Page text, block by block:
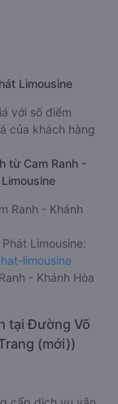
Limousine
với số điểm
của khách hàng
từ Cam Ranh -
Ranh - Khánh
Limousine:
limousine
- Khánh Hòa
tại Đường Võ
(mới))